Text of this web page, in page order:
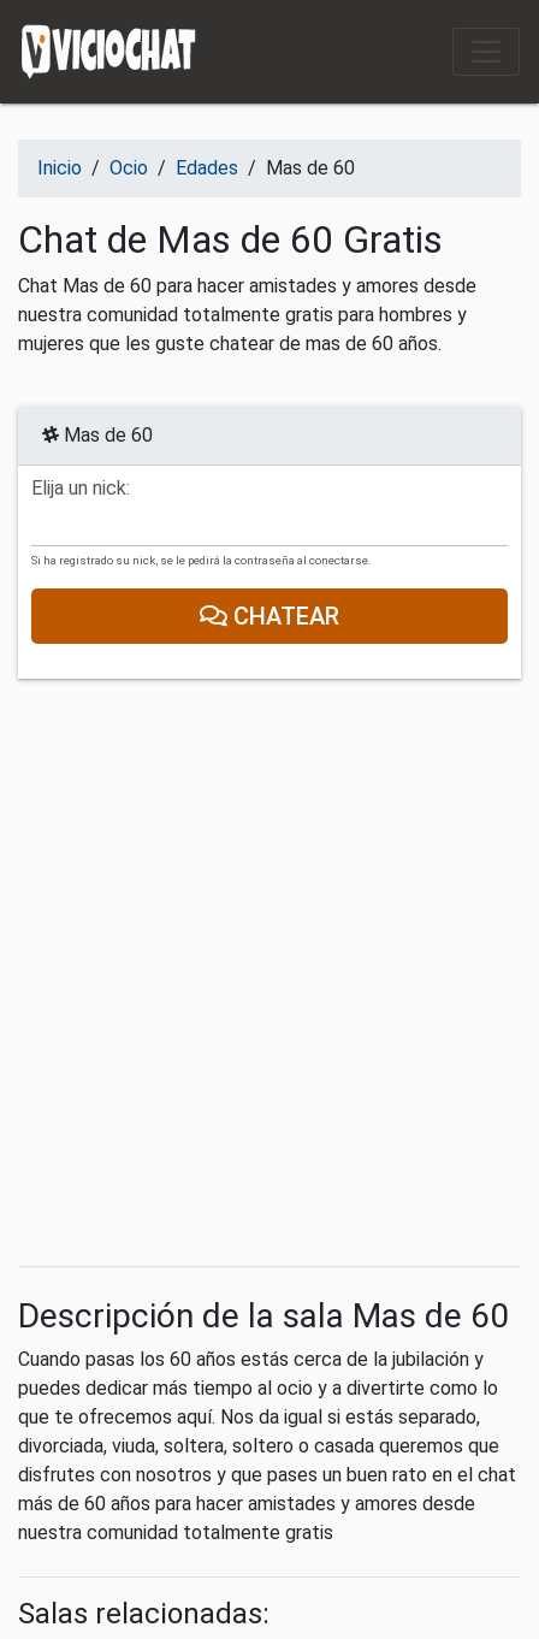
Inicio / Ocio / Edades / Mas de 60
Chat de Mas de 60 Gratis
Chat Mas de 60 para hacer amistades y amores desde
nuestra comunidad totalmente gratis para hombres y
mujeres que les guste chatear de mas de 60 años.
Mas de 60
Elija un nick:
Si ha registrado su nick, se le pedirá la contraseña al conectarse.
CHATEAR
Descripción de la sala Mas de 60
Cuando pasas los 60 años estás cerca de la jubilación y
puedes dedicar más tiempo al ocio y a divertirte como lo
que te ofrecemos aquí. Nos da igual si estás separado,
divorciada, viuda, soltera, soltero o casada queremos que
disfrutes con nosotros y que pases un buen rato en el chat
más de 60 años para hacer amistades y amores desde
nuestra comunidad totalmente gratis
Salas relacionadas: